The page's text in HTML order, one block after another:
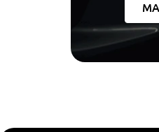
Armazenamento
Luz Ambiente +
Bancos Traseiros